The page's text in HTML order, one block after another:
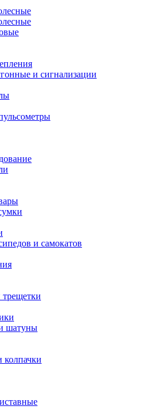
и сигнализации
и самокатов
трещетки
шатуны
колпачки